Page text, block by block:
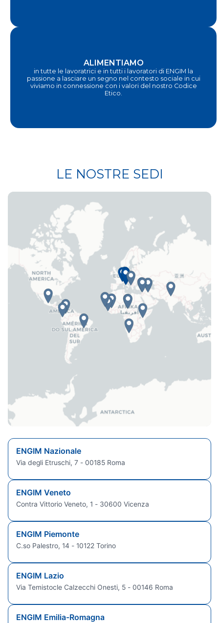
ALIMENTIAMO
in tutte le lavoratrici e in tutti i lavoratori di ENGIM la
passione a lasciare un segno nel contesto sociale in cui
viviamo in connessione con i valori del nostro Codice
Etico.
LE NOSTRE SEDI
ENGIM Nazionale
Via degli Etruschi, 7 - 00185 Roma
ENGIM Veneto
Contra Vittorio Veneto, 1 - 30600 Vicenza
ENGIM Piemonte
C.so Palestro, 14 - 10122 Torino
ENGIM Lazio
Via Temistocle Calzecchi Onesti, 5 - 00146 Roma
ENGIM Emilia-Romagna